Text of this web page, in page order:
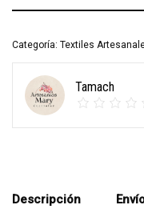
Categoría: Textiles
Tamach
Descripción